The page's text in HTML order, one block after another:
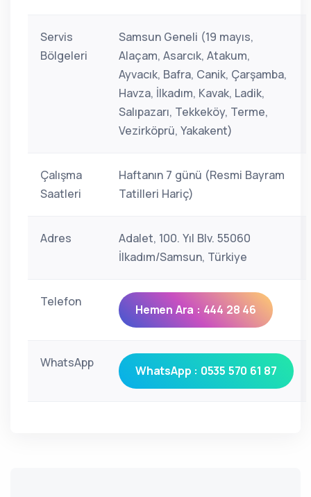
Servis
Bölgeleri
Samsun Geneli (19 mayıs,
Alaçam, Asarcık, Atakum,
Ayvacık, Bafra, Canik, Çarşamba,
Havza, İlkadım, Kavak, Ladik,
Salıpazarı, Tekkeköy, Terme,
Vezirköprü, Yakakent)
Çalışma
Saatleri
Haftanın 7 günü (Resmi Bayram
Tatilleri Hariç)
Adres
Adalet, 100. Yıl Blv. 55060
İlkadım/Samsun, Türkiye
Telefon
Hemen Ara : 444 28 46
WhatsApp
WhatsApp : 0535 570 61 87